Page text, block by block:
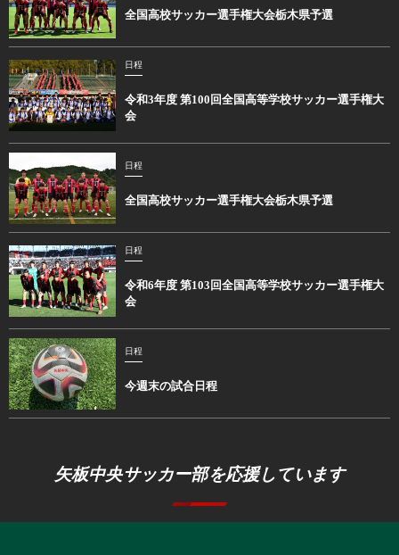
全国高校サッカー選手権大会栃木県予選
日程
令和3年度 第100回全国高等学校サッカー選手権大
会
日程
全国高校サッカー選手権大会栃木県予選
日程
令和6年度 第103回全国高等学校サッカー選手権大
会
日程
今週末の試合日程
矢板中央サッカー部を応援しています